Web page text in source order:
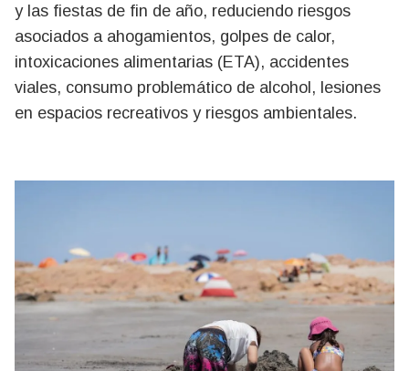
y las fiestas de fin de año, reduciendo riesgos
asociados a ahogamientos, golpes de calor,
intoxicaciones alimentarias (ETA), accidentes
viales, consumo problemático de alcohol, lesiones
en espacios recreativos y riesgos ambientales.